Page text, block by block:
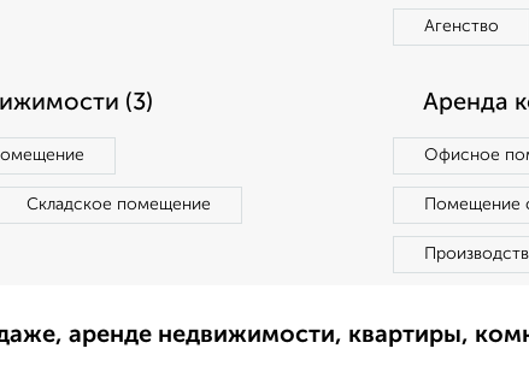
Агенство
(3)
Складское помещение
Аренда
Офисное
Помещение
аренде недвижимости, квартиры,